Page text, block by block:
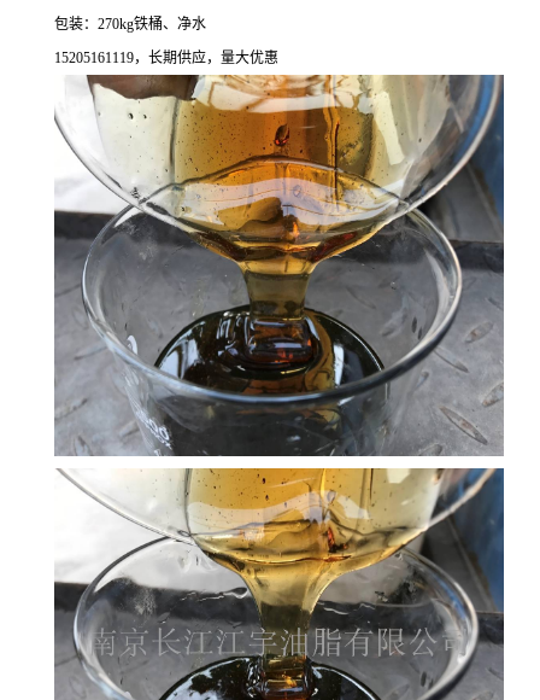
包装：270kg铁桶、净水
15205161119，长期供应，量大优惠